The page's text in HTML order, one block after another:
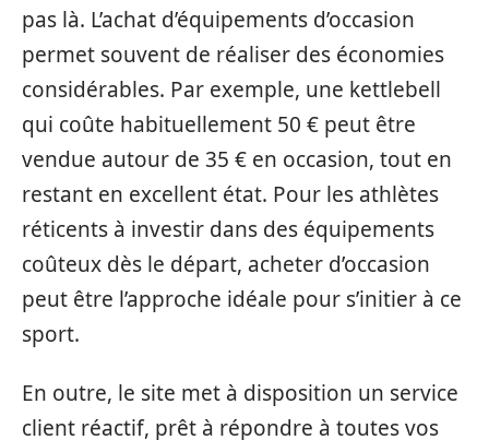
pas là. L’achat d’équipements d’occasion
permet souvent de réaliser des économies
considérables. Par exemple, une kettlebell
qui coûte habituellement 50 € peut être
vendue autour de 35 € en occasion, tout en
restant en excellent état. Pour les athlètes
réticents à investir dans des équipements
coûteux dès le départ, acheter d’occasion
peut être l’approche idéale pour s’initier à ce
sport.
En outre, le site met à disposition un service
client réactif, prêt à répondre à toutes vos